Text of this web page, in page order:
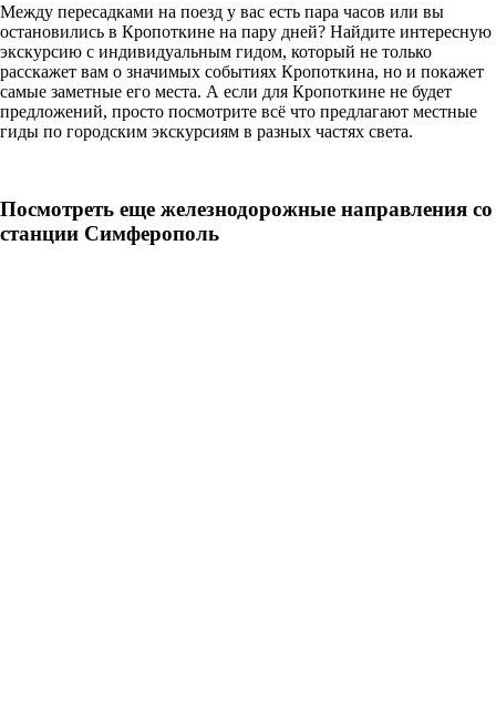
Между пересадками на поезд у вас есть пара часов или вы
остановились в Кропоткине на пару дней? Найдите интересную
экскурсию с индивидуальным гидом, который не только
расскажет вам о значимых событиях Кропоткина, но и покажет
самые заметные его места. А если для Кропоткине не будет
предложений, просто посмотрите всё что предлагают местные
гиды по городским экскурсиям в разных частях света.
Посмотреть еще железнодорожные направления со
станции Симферополь